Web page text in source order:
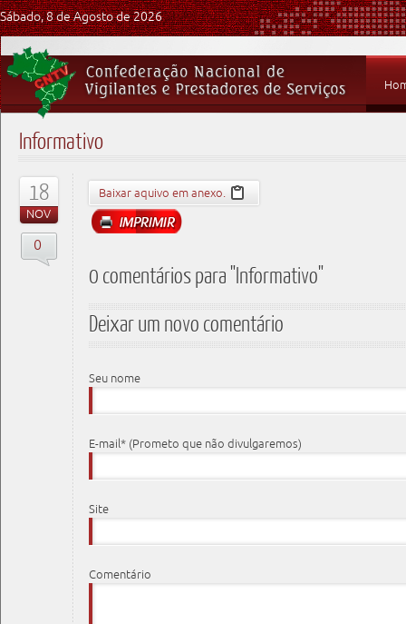
Sábado, 8 de Agosto de 2026
Informativo
18
NOV
0
Baixar aquivo em anexo.
0 comentários para "Informativo"
Deixar um novo comentário
Seu nome
E-mail* (Prometo que não divulgaremos)
Site
Comentário